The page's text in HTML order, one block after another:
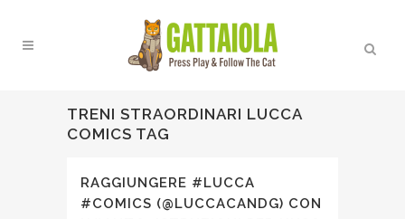
TRENI STRAORDINARI LUCCA
COMICS TAG
RAGGIUNGERE #LUCCA
#COMICS (@LUCCACANDG) CON